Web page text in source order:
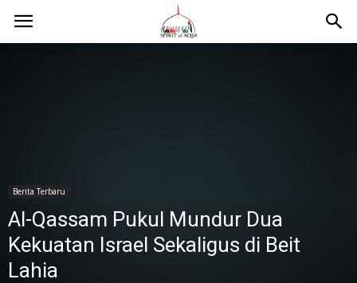
Berita Terbaru
Al-Qassam Pukul Mundur Dua
Kekuatan Israel Sekaligus di Beit
Lahia